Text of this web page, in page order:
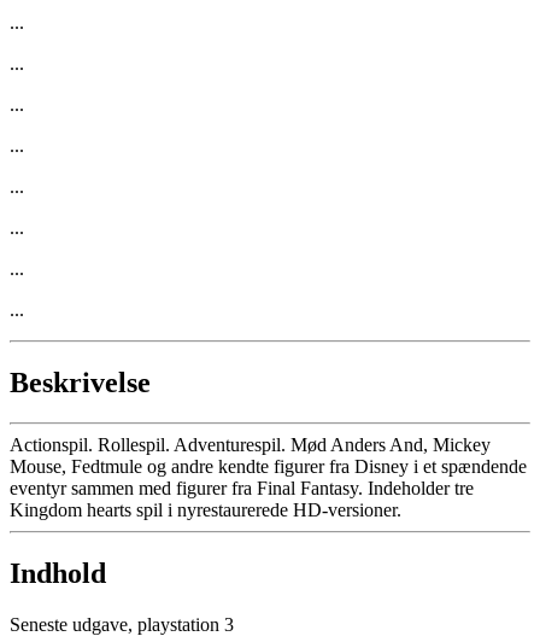
...
...
...
...
...
...
...
...
Beskrivelse
Actionspil. Rollespil. Adventurespil. Mød Anders And, Mickey
Mouse, Fedtmule og andre kendte figurer fra Disney i et spændende
eventyr sammen med figurer fra Final Fantasy. Indeholder tre
Kingdom hearts spil i nyrestaurerede HD-versioner.
Indhold
Seneste udgave, playstation 3